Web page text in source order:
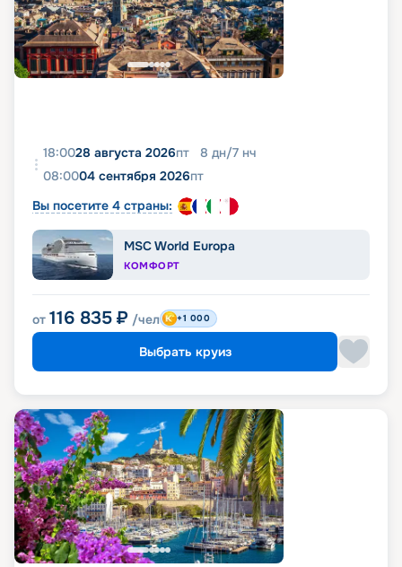
18:0028 августа 2026пт 8 дн/7 нч
08:0004 сентября 2026пт
Вы посетите 4 страны:
MSC World Europa
КОМФОРТ
от 116 835 ₽ /чел +1 000
Выбрать круиз